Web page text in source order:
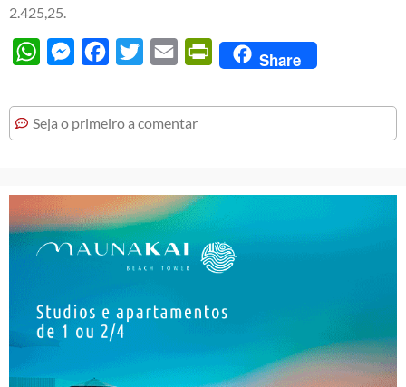
2.425,25.
WhatsAppMessengerFacebook
Twitter Email PrintFriendly
Share
Seja o primeiro a comentar